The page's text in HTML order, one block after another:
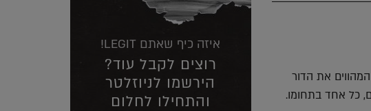
הצעירים המהווים את הדור
כל אחד בתחומו.
איזה כיף שאתם LEGIT!
רוצים לקבל עוד?
הירשמו לניוזלטר
והתחילו לחלום